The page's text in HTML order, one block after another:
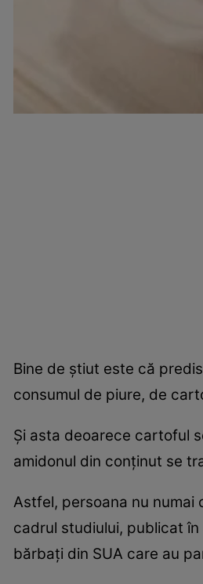
Bine de ştiut este că
consumul de piure, de
Şi asta deoarece cartoful
amidonul din conţinut se
Astfel, persoana nu
cadrul studiului, publicat
bărbaţi din SUA care au